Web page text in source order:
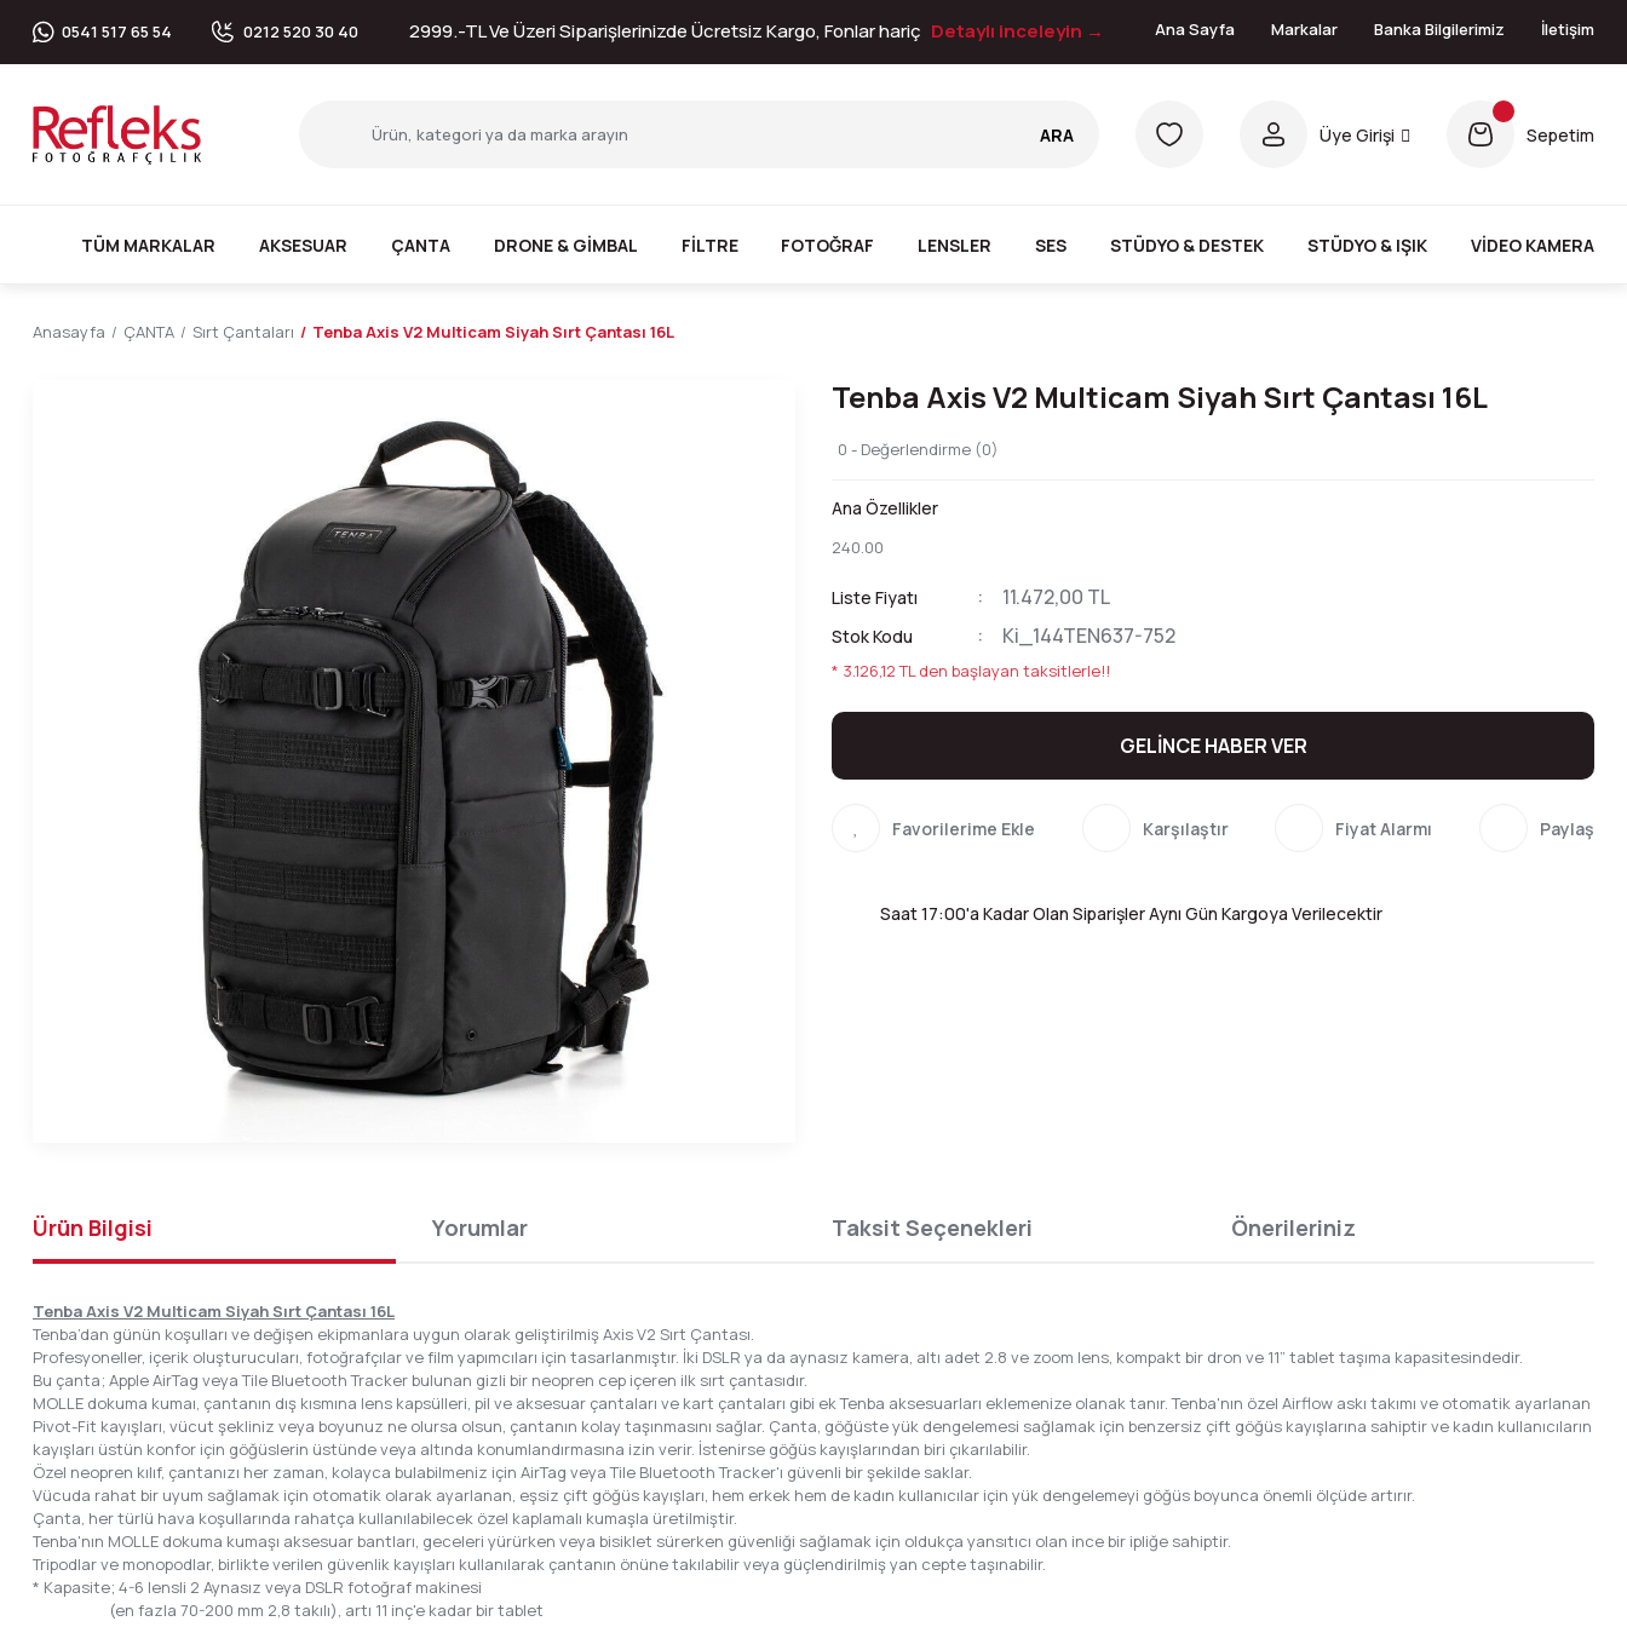
0541 517 65 54 0212 520 30 40 2999.-TL Ve Üzeri Siparişlerinizde Ücretsiz Kargo, Fonlar hariç Detaylı inceleyin → Ana Sayfa Markalar Banka Bilgilerimiz İletişim
ARA Üye Girişi Sepetim
TÜM MARKALAR AKSESUAR ÇANTA DRONE & GİMBAL FİLTRE FOTOĞRAF LENSLER SES STÜDYO & DESTEK STÜDYO & IŞIK VİDEO KAMERA
Anasayfa ÇANTA Sırt Çantaları Tenba Axis V2 Multicam Siyah Sırt Çantası 16L
Tenba Axis V2 Multicam Siyah Sırt Çantası 16L
0 - Değerlendirme (0)
Ana Özellikler
240.00
Liste Fiyatı 11.472,00 TL
Stok Kodu Ki_144TEN637-752
* 3.126,12 TL den başlayan taksitlerle!!
GELİNCE HABER VER
Karşılaştır Fiyat Alarmı Paylaş
Saat 17:00'a Kadar Olan Siparişler Aynı Gün Kargoya Verilecektir
Ürün Bilgisi Yorumlar Taksit Seçenekleri Önerileriniz
Tenba Axis V2 Multicam Siyah Sırt Çantası 16L
Tenba’dan günün koşulları ve değişen ekipmanlara uygun olarak geliştirilmiş Axis V2 Sırt Çantası.
Profesyoneller, içerik oluşturucuları, fotoğrafçılar ve film yapımcıları için tasarlanmıştır. İki DSLR ya da aynasız kamera, altı adet 2.8 ve zoom lens, kompakt bir dron ve 11” tablet taşıma kapasitesindedir.
Bu çanta; Apple AirTag veya Tile Bluetooth Tracker bulunan gizli bir neopren cep içeren ilk sırt çantasıdır.
MOLLE dokuma kumaı, çantanın dış kısmına lens kapsülleri, pil ve aksesuar çantaları ve kart çantaları gibi ek Tenba aksesuarları eklemenize olanak tanır. Tenba'nın özel Airflow askı takımı ve otomatik ayarlanan
Pivot-Fit kayışları, vücut şekliniz veya boyunuz ne olursa olsun, çantanın kolay taşınmasını sağlar. Çanta, göğüste yük dengelemesi sağlamak için benzersiz çift göğüs kayışlarına sahiptir ve kadın kullanıcıların
kayışları üstün konfor için göğüslerin üstünde veya altında konumlandırmasına izin verir. İstenirse göğüs kayışlarından biri çıkarılabilir.
Özel neopren kılıf, çantanızı her zaman, kolayca bulabilmeniz için AirTag veya Tile Bluetooth Tracker'ı güvenli bir şekilde saklar.
Vücuda rahat bir uyum sağlamak için otomatik olarak ayarlanan, eşsiz çift göğüs kayışları, hem erkek hem de kadın kullanıcılar için yük dengelemeyi göğüs boyunca önemli ölçüde artırır.
Çanta, her türlü hava koşullarında rahatça kullanılabilecek özel kaplamalı kumaşla üretilmiştir.
Tenba'nın MOLLE dokuma kumaşı aksesuar bantları, geceleri yürürken veya bisiklet sürerken güvenliği sağlamak için oldukça yansıtıcı olan ince bir ipliğe sahiptir.
Tripodlar ve monopodlar, birlikte verilen güvenlik kayışları kullanılarak çantanın önüne takılabilir veya güçlendirilmiş yan cepte taşınabilir.
* Kapasite; 4-6 lensli 2 Aynasız veya DSLR fotoğraf makinesi
(en fazla 70-200 mm 2,8 takılı), artı 11 inç'e kadar bir tablet